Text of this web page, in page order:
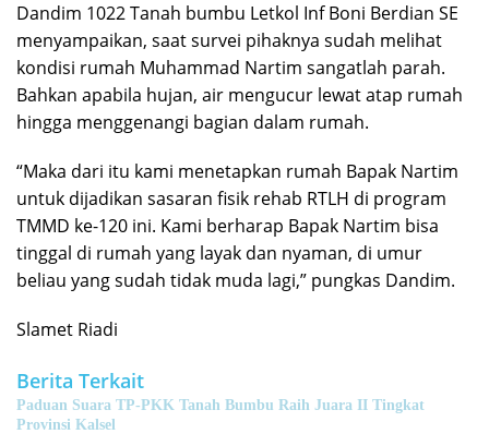
Dandim 1022 Tanah bumbu Letkol Inf Boni Berdian SE
menyampaikan, saat survei pihaknya sudah melihat
kondisi rumah Muhammad Nartim sangatlah parah.
Bahkan apabila hujan, air mengucur lewat atap rumah
hingga menggenangi bagian dalam rumah.
“Maka dari itu kami menetapkan rumah Bapak Nartim
untuk dijadikan sasaran fisik rehab RTLH di program
TMMD ke-120 ini. Kami berharap Bapak Nartim bisa
tinggal di rumah yang layak dan nyaman, di umur
beliau yang sudah tidak muda lagi,” pungkas Dandim.
Slamet Riadi
Berita Terkait
Paduan Suara TP-PKK Tanah Bumbu Raih Juara II Tingkat
Provinsi Kalsel